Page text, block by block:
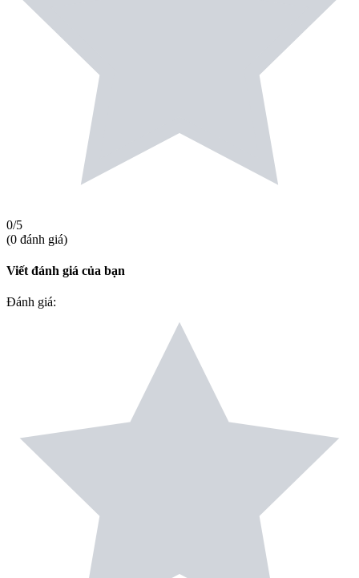
0/5
(0 đánh giá)
Viết đánh giá của bạn
Đánh giá: